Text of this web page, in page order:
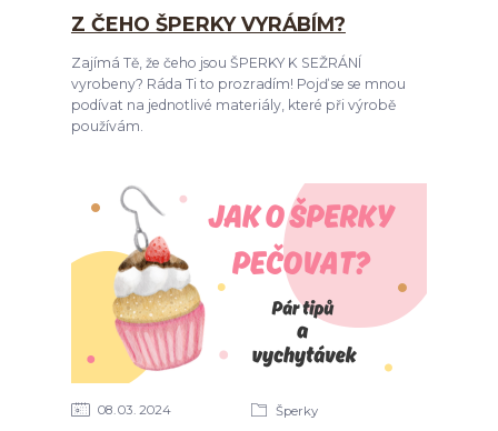
Z ČEHO ŠPERKY VYRÁBÍM?
Zajímá Tě, že čeho jsou ŠPERKY K SEŽRÁNÍ
vyrobeny? Ráda Ti to prozradím! Pojď se se mnou
podívat na jednotlivé materiály, které při výrobě
používám.
08 03 2024 Šperky